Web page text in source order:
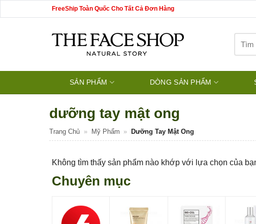
qua
FreeShip Toàn Quốc Cho Tất Cả Đơn Hàng
kiếm:
SẢN PHẨM DÒNG SẢN PHẨM
dưỡng tay mật ong
Trang Chủ » Mỹ Phẩm » Dưỡng Tay Mật Ong
Không tìm thấy sản phẩm nào khớp với lựa chọn của
Chuyên mục